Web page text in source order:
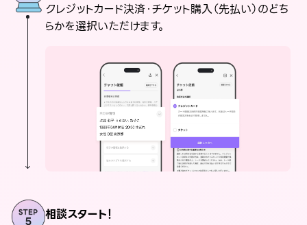
クレジットカード決済・チケット購入（先払い）のどち
らかを選択いただけます。
相談スタート！